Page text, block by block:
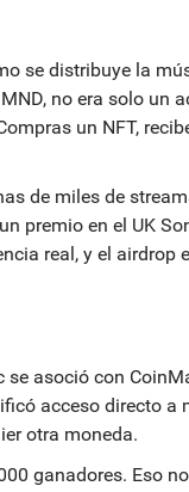
se distribuye la
no era solo un
un NFT,
de miles de
premio en el UK
real, y el airdrop
asoció con
acceso directo a
otra moneda.
ganadores. Eso